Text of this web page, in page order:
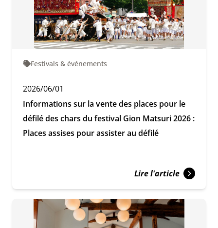
Festivals & événements
2026/06/01
Informations sur la vente des places pour le
défilé des chars du festival Gion Matsuri 2026 :
Places assises pour assister au défilé
Lire l'article